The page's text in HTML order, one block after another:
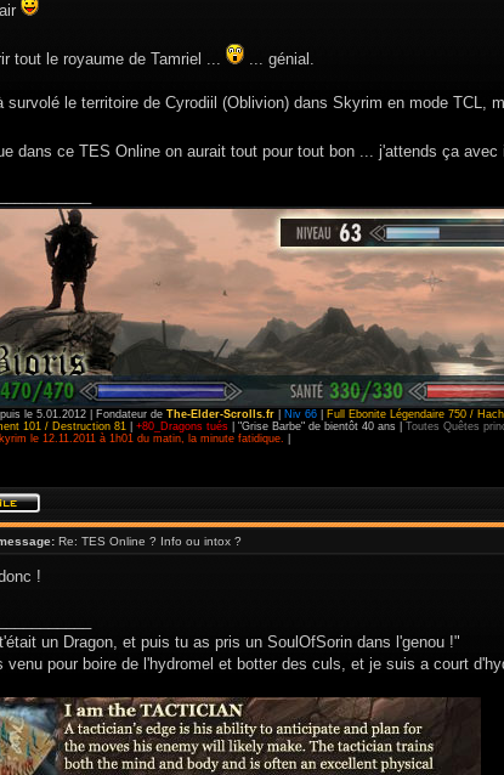
tout le royaume de Tamriel ... ... génial.
survolé le territoire de Cyrodiil (Oblivion) dans Skyrim en mode TCL,
dans ce TES Online on aurait tout pour tout bon ... j'attends ça avec
le 5.01.2012 | Fondateur de The-Elder-Scrolls.fr Niv 66
Full Ebonite Légendaire 750 /
101 / Destruction 81
+80_Dragons tués | "Grise Barbe" de bientôt 40 ans | Toutes Quêtes
le 12.11.2011 à 1h01 du matin, la minute fatidique.
Re: TES Online ? Info ou intox ?
!
un Dragon, et puis tu as pris un SoulOfSorin dans l'genou !"
venu pour boire de l'hydromel et botter des culs, et je suis a court